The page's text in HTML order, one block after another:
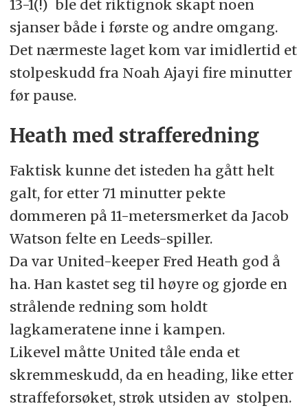
13-1(!) ble det riktignok skapt noen
sjanser både i første og andre omgang.
Det nærmeste laget kom var imidlertid et
stolpeskudd fra Noah Ajayi fire minutter
før pause.
Heath med strafferedning
Faktisk kunne det isteden ha gått helt
galt, for etter 71 minutter pekte
dommeren på 11-metersmerket da Jacob
Watson felte en Leeds-spiller.
Da var United-keeper Fred Heath god å
ha. Han kastet seg til høyre og gjorde en
strålende redning som holdt
lagkameratene inne i kampen.
Likevel måtte United tåle enda et
skremmeskudd, da en heading, like etter
straffeforsøket, strøk utsiden av stolpen.